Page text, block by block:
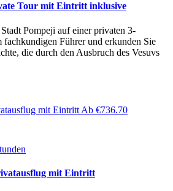
Tour mit Eintritt inklusive
Pompeji auf einer privaten 3-
fachkundigen Führer und erkunden Sie
die durch den Ausbruch des Vesuvs
mit Eintritt Ab €736.70
mit Eintritt